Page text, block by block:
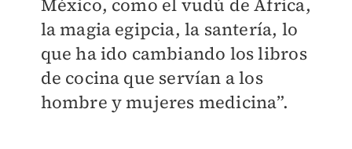
México, como el vudú de África,
la magia egipcia, la santería, lo
que ha ido cambiando los libros
de cocina que servían a los
hombre y mujeres medicina”.